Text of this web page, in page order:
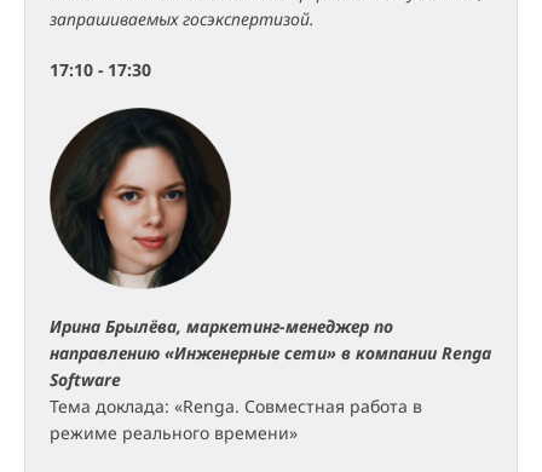
запрашиваемых госэкспертизой.
17:10 - 17:30
Ирина Брылёва, маркетинг-менеджер по
направлению «Инженерные сети» в компании Renga
Software
Тема доклада: «Renga. Совместная работа в
режиме реального времени»